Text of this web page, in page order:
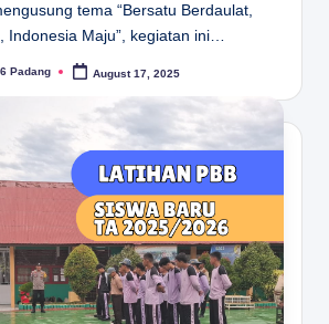
tema “Bersatu Berdaulat,
Indonesia Maju”, kegiatan ini…
Padang August 17, 2025